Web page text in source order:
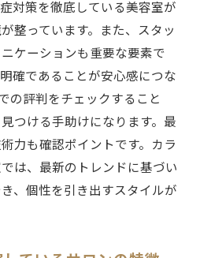
対策を徹底している美容室が
整っています。また、スタッ
ケーションも重要な要素で
確であることが安心感につな
の評判をチェックすること
つける手助けになります。最
力も確認ポイントです。カラ
は、最新のトレンドに基づい
、個性を引き出すスタイルが